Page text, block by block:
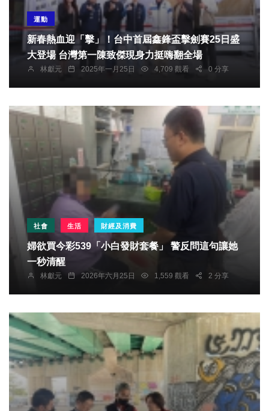
運動
新春熱血迎「擊」！台中首屆鑫鋒盃擊劍賽25日盛
大登場 台灣第一陳致傑現身力挺嗨翻全場
林獻元 2025年一月25日 4,709 觀看 0 分享
社會 生活 財經及消費
婦欲買今彩539「小白發財套餐」 警反問這句讓她
一秒清醒
林獻元 2026年六月25日 1,559 觀看 2 分享